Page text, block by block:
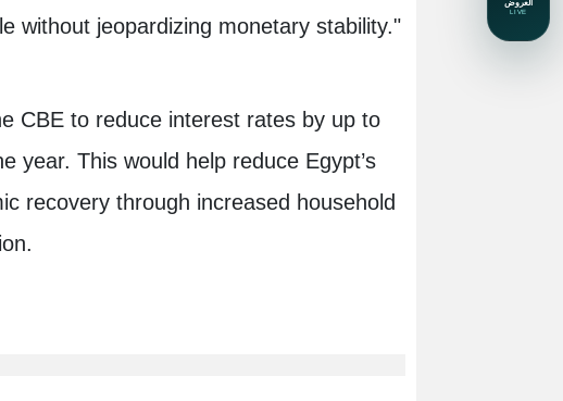
without jeopardizing monetary stability."
CBE to reduce interest rates by up to
year. This would help reduce Egypt’s
recovery through increased household